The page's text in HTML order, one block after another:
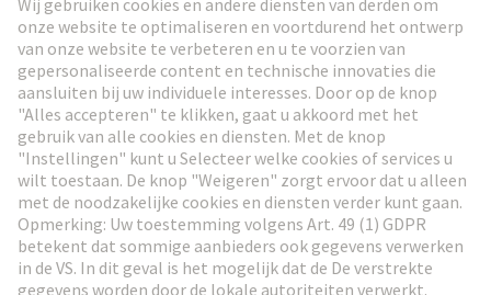
Ga naar registratie
Social Media